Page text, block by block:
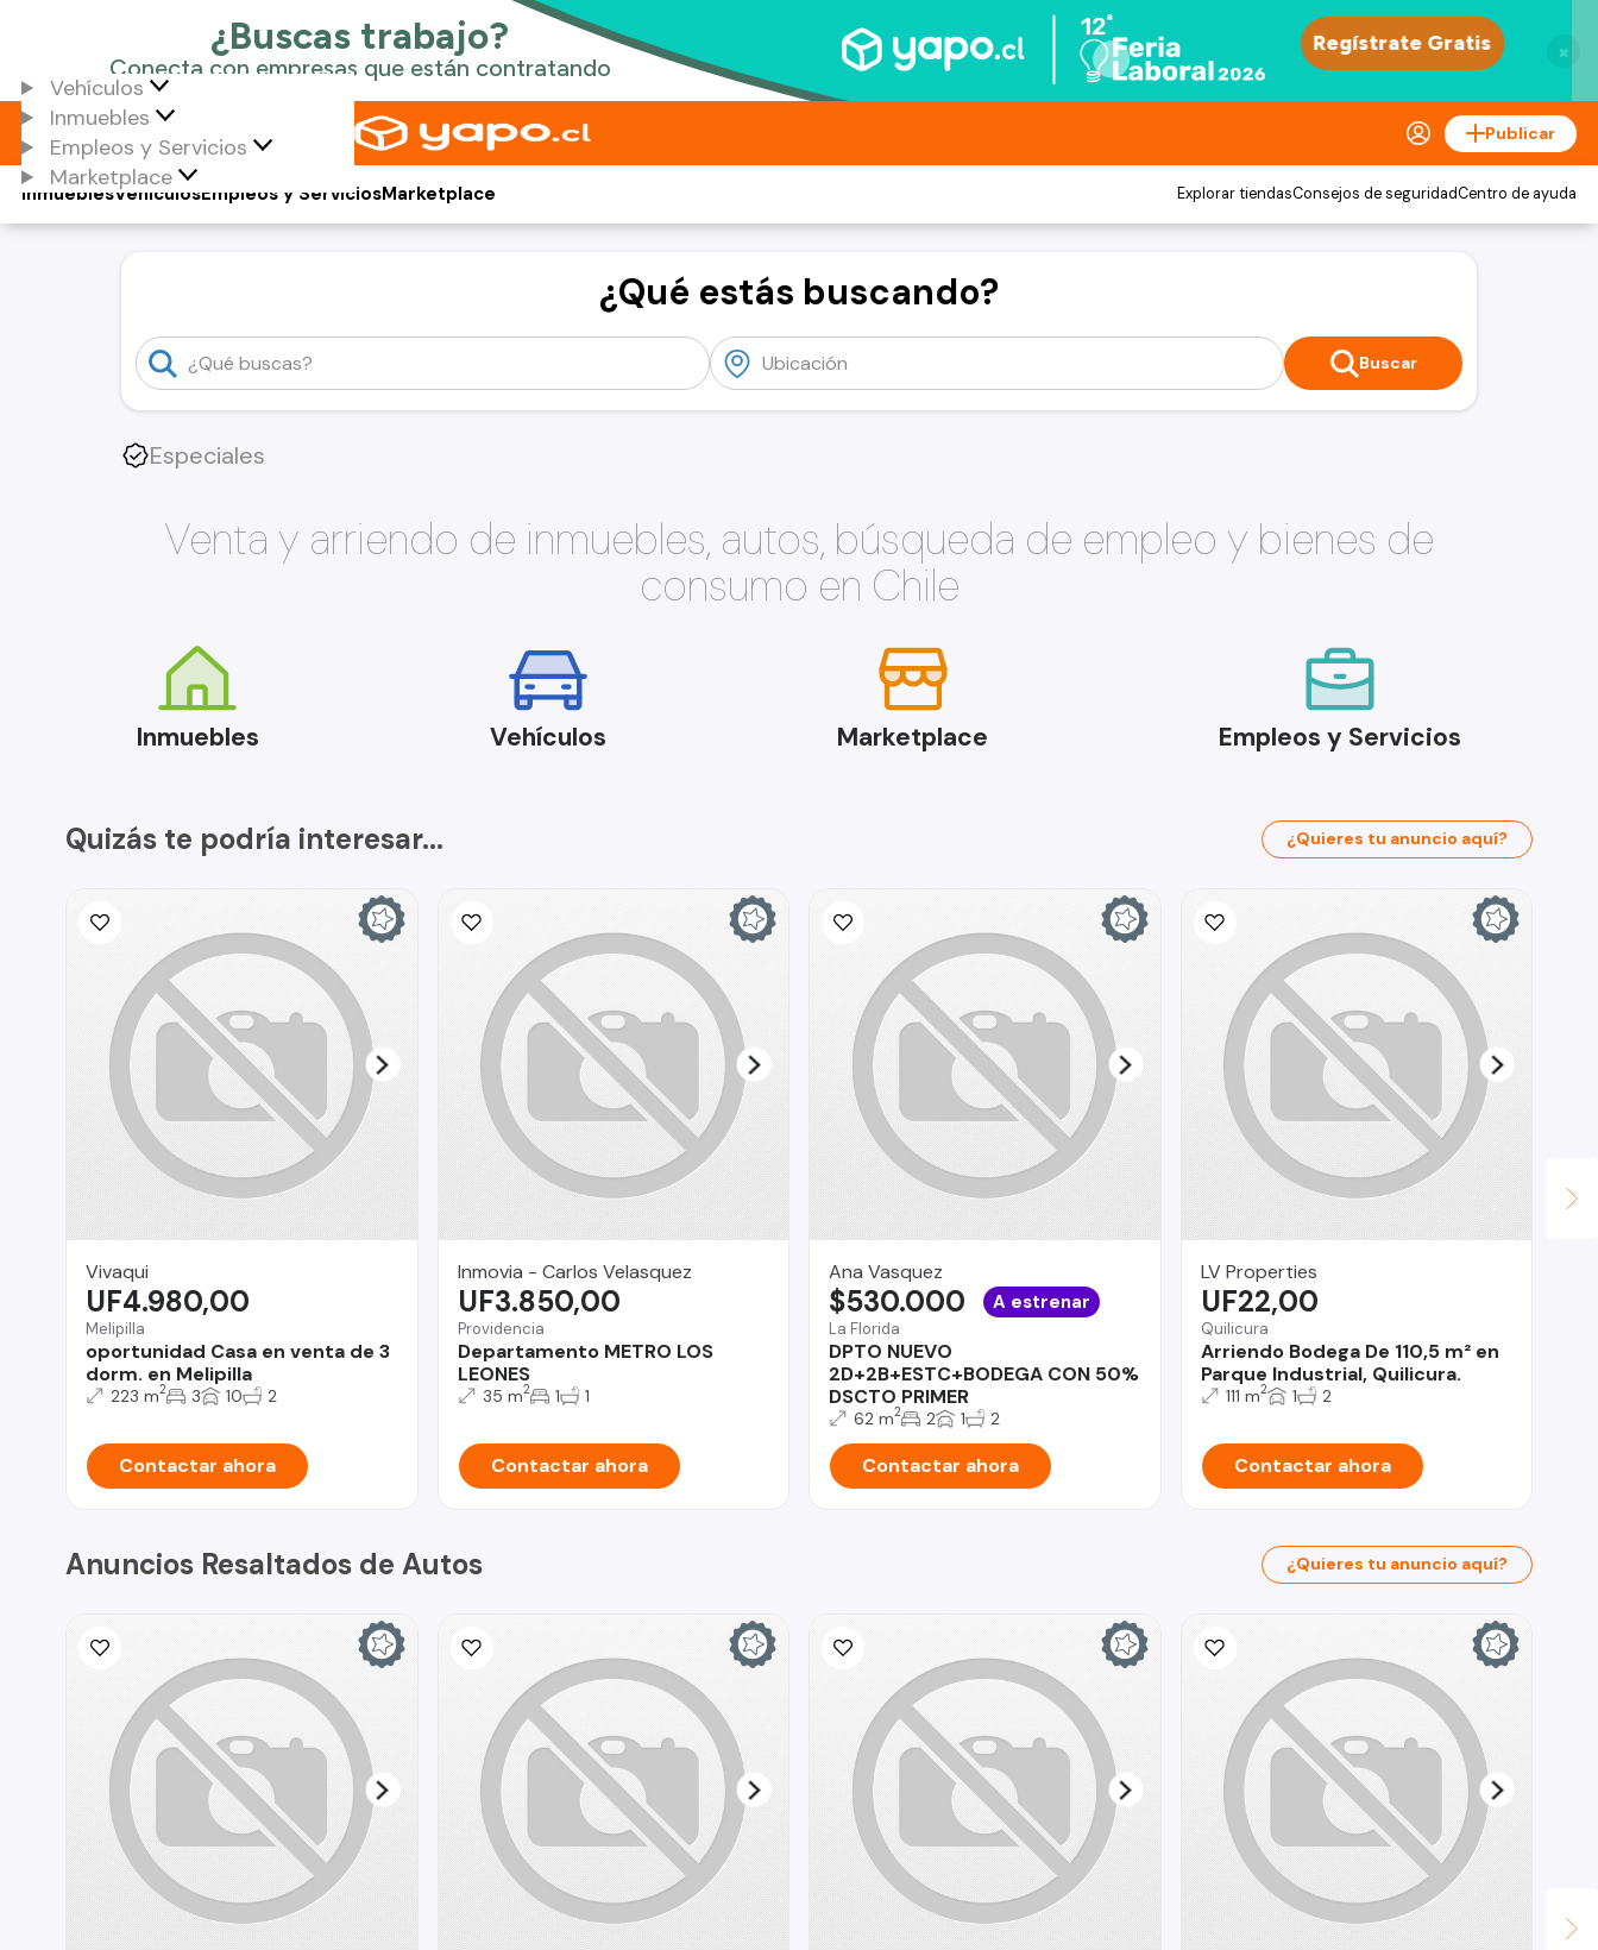
×
Vehículos
Inmuebles
Empleos y Servicios
Marketplace
Publicar
Vehículos
Inmuebles Empleos y ServiciosMarketplace Explorar tiendasConsejos de seguridadCentro de ayuda
¿Qué estás buscando?
Buscar
Especiales
Venta y arriendo de inmuebles, autos, búsqueda de empleo y bienes de
consumo en Chile
Inmuebles Vehículos Marketplace Empleos y Servicios
Quizás te podría interesar... ¿Quieres tu anuncio aquí?
Vivaqui
Melipilla
oportunidad Casa en venta de 3
dorm. en Melipilla
UF4.980,00
223 m2 3 10 2
Contactar ahora
Inmovia - Carlos Velasquez
Providencia
Departamento METRO LOS
LEONES
UF3.850,00
35 m2 1 1
Contactar ahora
Ana Vasquez
La Florida
DPTO NUEVO
2D+2B+ESTC+BODEGA CON 50%
DSCTO PRIMER
$530.000 A estrenar
62 m2 2 1 2
Contactar ahora
LV Properties
Quilicura
Arriendo Bodega De 110,5 m² en
Parque Industrial, Quilicura.
UF22,00
111 m2 1 2
Contactar ahora
Anuncios Resaltados de Autos ¿Quieres tu anuncio aquí?